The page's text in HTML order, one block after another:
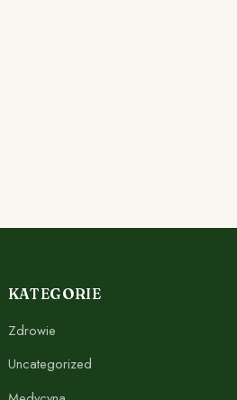
KATEGORIE
Zdrowie
Uncategorized